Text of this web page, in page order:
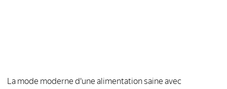
La mode moderne d'une alimentation saine avec